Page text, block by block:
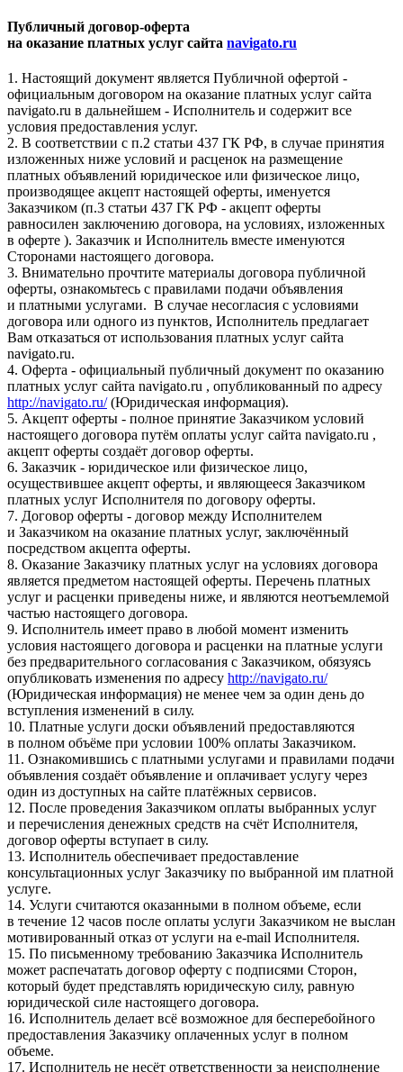
Публичный договор-оферта
на оказание платных услуг сайта navigato.ru
1. Настоящий документ является Публичной офертой -
официальным договором на оказание платных услуг сайта
navigato.ru в дальнейшем - Исполнитель и содержит все
условия предоставления услуг.
2. В соответствии с п.2 статьи 437 ГК РФ, в случае принятия
изложенных ниже условий и расценок на размещение
платных объявлений юридическое или физическое лицо,
производящее акцепт настоящей оферты, именуется
Заказчиком (п.3 статьи 437 ГК РФ - акцепт оферты
равносилен заключению договора, на условиях, изложенных
в оферте ). Заказчик и Исполнитель вместе именуются
Сторонами настоящего договора.
3. Внимательно прочтите материалы договора публичной
оферты, ознакомьтесь с правилами подачи объявления
и платными услугами. В случае несогласия с условиями
договора или одного из пунктов, Исполнитель предлагает
Вам отказаться от использования платных услуг сайта
navigato.ru.
4. Оферта - официальный публичный документ по оказанию
платных услуг сайта navigato.ru , опубликованный по адресу
http://navigato.ru/(Юридическая информация).
5. Акцепт оферты - полное принятие Заказчиком условий
настоящего договора путём оплаты услуг сайта navigato.ru ,
акцепт оферты создаёт договор оферты.
6. Заказчик - юридическое или физическое лицо,
осуществившее акцепт оферты, и являющееся Заказчиком
платных услуг Исполнителя по договору оферты.
7. Договор оферты - договор между Исполнителем
и Заказчиком на оказание платных услуг, заключённый
посредством акцепта оферты.
8. Оказание Заказчику платных услуг на условиях договора
является предметом настоящей оферты. Перечень платных
услуг и расценки приведены ниже, и являются неотъемлемой
частью настоящего договора.
9. Исполнитель имеет право в любой момент изменить
условия настоящего договора и расценки на платные услуги
без предварительного согласования с Заказчиком, обязуясь
опубликовать изменения по адресу http://navigato.ru/
(Юридическая информация) не менее чем за один день до
вступления изменений в силу.
10. Платные услуги доски объявлений предоставляются
в полном объёме при условии 100% оплаты Заказчиком.
11. Ознакомившись с платными услугами и правилами подачи
объявления создаёт объявление и оплачивает услугу через
один из доступных на сайте платёжных сервисов.
12. После проведения Заказчиком оплаты выбранных услуг
и перечисления денежных средств на счёт Исполнителя,
договор оферты вступает в силу.
13. Исполнитель обеспечивает предоставление
консультационных услуг Заказчику по выбранной им платной
услуге.
14. Услуги считаются оказанными в полном объеме, если
в течение 12 часов после оплаты услуги Заказчиком не выслан
мотивированный отказ от услуги на e-mail Исполнителя.
15. По письменному требованию Заказчика Исполнитель
может распечатать договор оферту с подписями Сторон,
который будет представлять юридическую силу, равную
юридической силе настоящего договора.
16. Исполнитель делает всё возможное для бесперебойного
предоставления Заказчику оплаченных услуг в полном
объеме.
17. Исполнитель не несёт ответственности за неисполнение